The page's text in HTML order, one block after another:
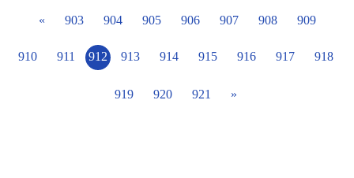
« 903 904 905 906 907 908 909
910 911 912 913 914 915 916 917 918
919 920 921 »